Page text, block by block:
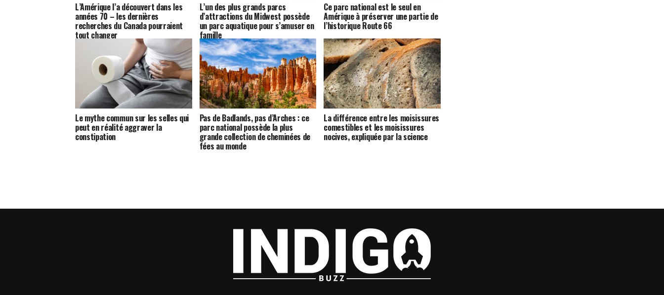
L’Amérique l’a découvert dans les
années 70 – les dernières
recherches du Canada pourraient
tout changer
L’un des plus grands parcs
d’attractions du Midwest possède
un parc aquatique pour s’amuser en
famille
Ce parc national est le seul en
Amérique à préserver une partie de
l’historique Route 66
Le mythe commun sur les selles qui
peut en réalité aggraver la
constipation
Pas de Badlands, pas d’Arches : ce
parc national possède la plus
grande collection de cheminées de
fées au monde
La différence entre les moisissures
comestibles et les moisissures
nocives, expliquée par la science